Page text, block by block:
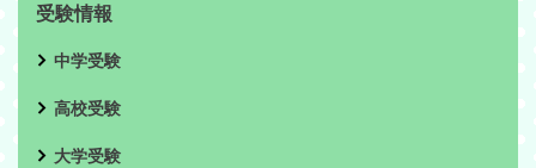
受験情報
中学受験
高校受験
大学受験